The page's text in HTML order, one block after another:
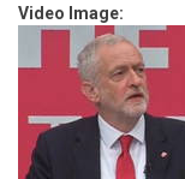
Video Image: